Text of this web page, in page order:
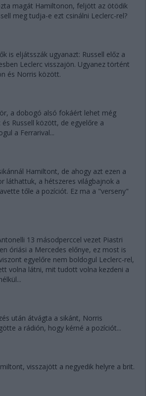
magát Hamiltonon, feljött az ötödik
meg tudja-e ezt csinálni Leclerc-rel?
is eljátsszák ugyanazt: Russell előz a
Leclerc visszajön. Ugyanez történt
és Norris között.
a dobogó alsó fokáért lehet még
Russell között, de egyelőre a
a Ferrarival...
Hamiltont, de ahogy azt ezen a
láthattuk, a hétszeres világbajnok a
tőle a pozíciót. Ez ma a "verseny"
13 másodperccel vezet Piastri
óriási a Mercedes előnye, ez most is
egyelőre nem boldogul Leclerc-rel,
volna látni, mit tudott volna kezdeni a
után átvágta a sikánt, Norris
a rádión, hogy kérné a pozíciót...
visszajött a negyedik helyre a brit.